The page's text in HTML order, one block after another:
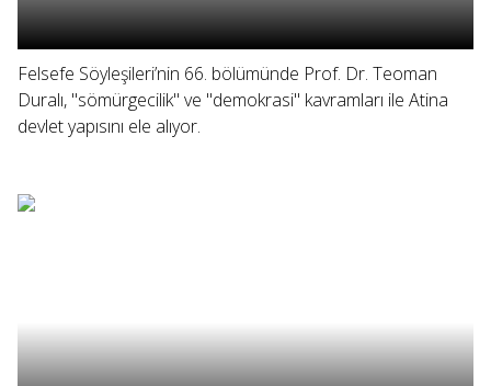
Felsefe Söyleşileri’nin 66. bölümünde Prof. Dr. Teoman
Duralı, "sömürgecilik" ve "demokrasi" kavramları ile Atina
devlet yapısını ele alıyor.